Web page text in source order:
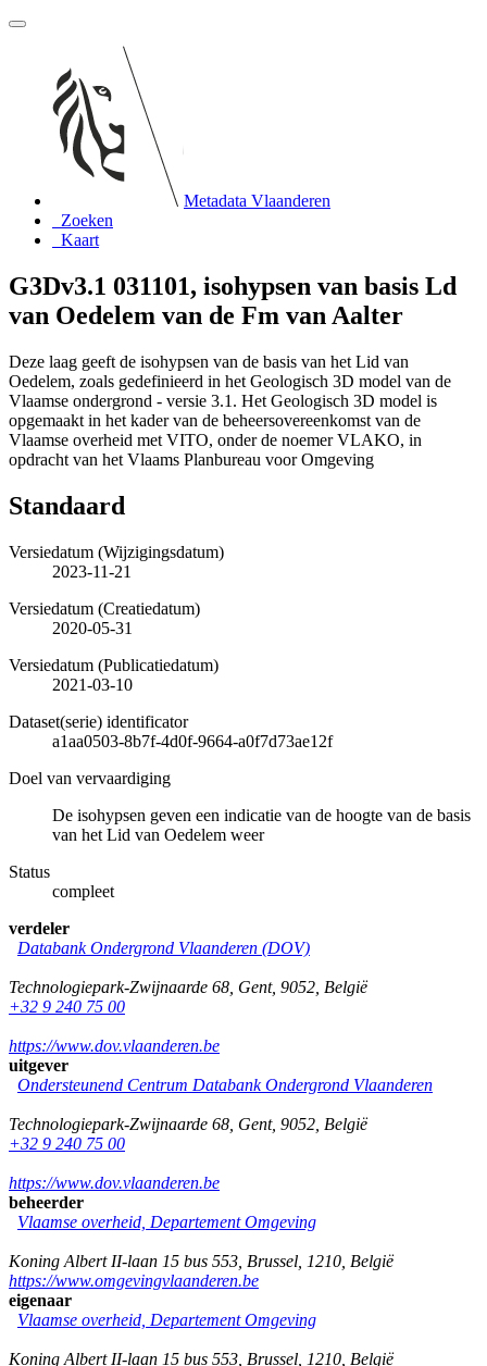
Metadata Vlaanderen
Zoeken
Kaart
G3Dv3.1 031101, isohypsen van basis Ld
van Oedelem van de Fm van Aalter
Deze laag geeft de isohypsen van de basis van het Lid van
Oedelem, zoals gedefinieerd in het Geologisch 3D model van de
Vlaamse ondergrond - versie 3.1. Het Geologisch 3D model is
opgemaakt in het kader van de beheersovereenkomst van de
Vlaamse overheid met VITO, onder de noemer VLAKO, in
opdracht van het Vlaams Planbureau voor Omgeving
Standaard
Versiedatum (Wijzigingsdatum)
2023-11-21
Versiedatum (Creatiedatum)
2020-05-31
Versiedatum (Publicatiedatum)
2021-03-10
Dataset(serie) identificator
a1aa0503-8b7f-4d0f-9664-a0f7d73ae12f
Doel van vervaardiging
De isohypsen geven een indicatie van de hoogte van de basis
van het Lid van Oedelem weer
Status
compleet
verdeler
Databank Ondergrond Vlaanderen (DOV)
Technologiepark-Zwijnaarde 68 Gent, 9052 België
+32 9 240 75 00
https://www.dov.vlaanderen.be
uitgever
Ondersteunend Centrum Databank Ondergrond Vlaanderen
Technologiepark-Zwijnaarde 68 Gent, 9052 België
+32 9 240 75 00
https://www.dov.vlaanderen.be
beheerder
Vlaamse overheid, Departement Omgeving
Koning Albert II-laan 15 bus 553 Brussel 1210 België
https://www.omgevingvlaanderen.be
eigenaar
Vlaamse overheid, Departement Omgeving
Koning Albert II-laan 15 bus 553 Brussel 1210 België